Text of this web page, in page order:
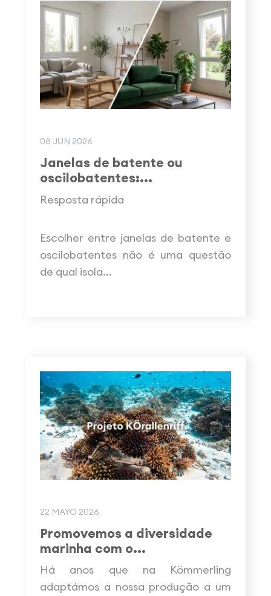
08 JUN 2026
Janelas de batente ou
oscilobatentes:...
Resposta rápida
Escolher entre janelas de batente e
oscilobatentes não é uma questão
de qual isola...
22 MAYO 2026
Promovemos a diversidade
marinha com o...
Há anos que na Kömmerling
adaptámos a nossa produção a um